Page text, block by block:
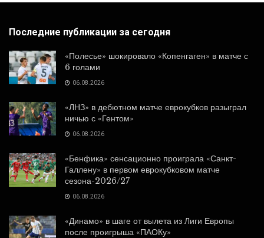
Последние публикации за сегодня
«Полесье» шокировало «Копенгаген» в матче с
6 голами
06.08.2026
«ЛНЗ» в дебютном матче еврокубков разыграл
ничью с «Гентом»
06.08.2026
«Бенфика» сенсационно проиграла «Санкт-
Галлену» в первом еврокубковом матче
сезона-2026/27
06.08.2026
«Динамо» в шаге от вылета из Лиги Европы
после проигрыша «ПАОКу»